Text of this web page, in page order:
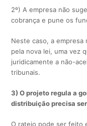
2º) A empresa não
cobrança e pune os
Neste caso, a empresa
pela nova lei, uma vez
juridicamente a não-
tribunais.
3) O projeto regula a
distribuição precisa
O rateio pode ser feito